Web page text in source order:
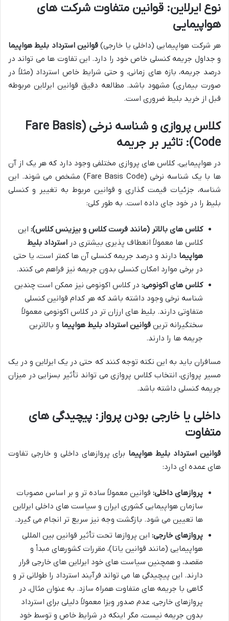
نوع ایرلاین: قوانین متفاوت شرکت های
هواپیمایی
هر شرکت هواپیمایی (داخلی یا خارجی) قوانین استرداد بلیط هواپیما
و جداول جریمه کنسلی خاص خود را دارد. این تفاوت ها می تواند در
درصد جریمه، بازه های زمانی، و حتی شرایط خاص استرداد (مثلاً در
صورت بیماری) مشهود باشد. مطالعه دقیق قوانین ایرلاین مربوطه
قبل از خرید بلیط ضروری است.
کلاس پروازی و شناسه نرخی (Fare Basis
Code): تاثیر بر جریمه
در هواپیمایی، کلاس های پروازی مختلفی وجود دارد که هر یک از آن
ها با یک شناسه نرخی (Fare Basis Code) مشخص می شوند. این
شناسه، جزئیات قیمت گذاری و قوانین مربوط به تغییر و کنسلی
بلیط را در خود جای داده است. به طور کلی:
کلاس های بالاتر (مانند فرست کلاس و بیزینس کلاس): این
کلاس ها معمولاً انعطاف پذیری بیشتری در استرداد بلیط
هواپیما دارند و درصد جریمه کنسلی آن ها کمتر است، یا حتی
در برخی موارد امکان کنسلی بدون جریمه نیز فراهم می کنند.
کلاس های اکونومی: در کلاس اکونومی نیز ممکن است چندین
شناسه نرخی وجود داشته باشد که هر کدام قوانین کنسلی
متفاوتی دارند. بلیط های ارزان تر در کلاس اکونومی معمولاً
سختگیرانه ترین قوانین استرداد بلیط هواپیما و بالاترین
جریمه ها را دارند.
مسافران باید به این نکته توجه کنند که حتی در یک ایرلاین و در یک
مسیر پروازی، انتخاب کلاس پروازی می تواند تأثیر بسزایی در میزان
جریمه کنسلی داشته باشد.
داخلی یا خارجی بودن پرواز: پیچیدگی های
متفاوت
قوانین استرداد بلیط هواپیما برای پروازهای داخلی و خارجی تفاوت
های عمده ای دارد:
پروازهای داخلی: قوانین معمولاً ساده تر و بر اساس مصوبات
سازمان هواپیمایی کشوری ایران و سیاست های داخلی ایرلاین
ها تعیین می شود. بازگشت وجه نیز سریع تر انجام می گیرد.
پروازهای خارجی: این پروازها تحت تأثیر قوانین بین المللی
هواپیمایی (مانند قوانین یاتا)، مقررات کشورهای مبدأ و
مقصد، و همچنین سیاست های خود ایرلاین های خارجی قرار
دارند. این پیچیدگی ها می تواند فرآیند استرداد را طولانی تر و
گاهی با جریمه های متفاوت همراه سازد. به عنوان مثال، در
پروازهای خارجی، عدم صدور ویزا معمولاً دلیلی برای استرداد
بدون جریمه نیست، مگر اینکه در شرایط خاص و توسط خود